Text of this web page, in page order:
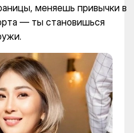
меняешь привычки в
— ты становишься